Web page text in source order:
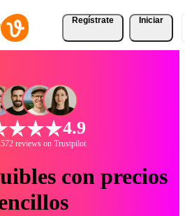
Regístrate Iniciar
4.9
reviews on Trustpilot
con precios